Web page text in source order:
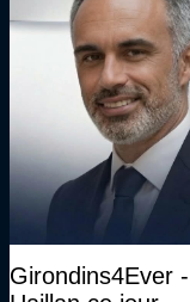
Girondins4Ever